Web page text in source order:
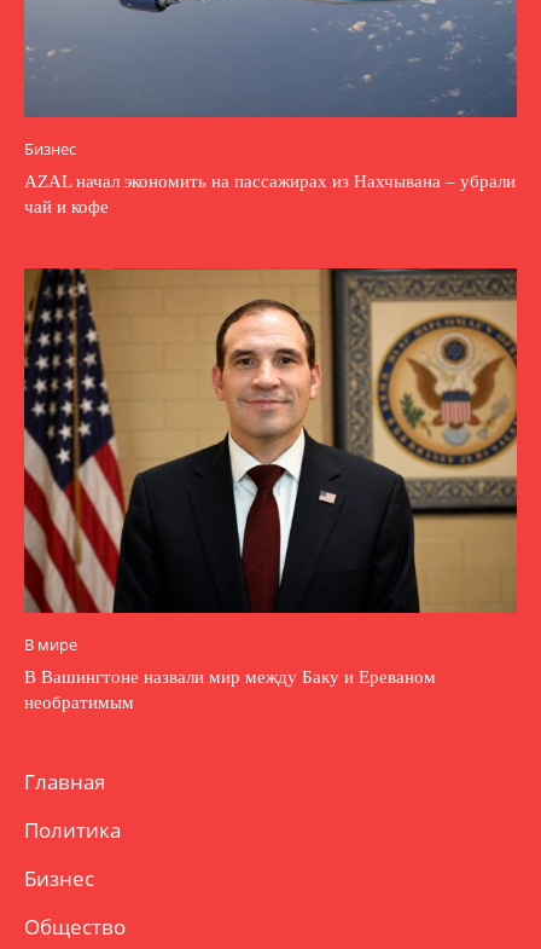
Бизнес
AZAL начал экономить на пассажирах из Нахчывана – убрали
чай и кофе
В мире
В Вашингтоне назвали мир между Баку и Ереваном
необратимым
Главная
Политика
Бизнес
Общество